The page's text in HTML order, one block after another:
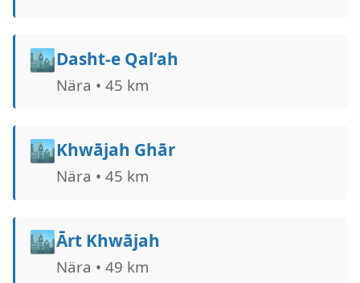
🏙️Dasht-e Qal‘ah
Nära • 45 km
🏙️Khwājah Ghār
Nära • 45 km
🏙️Ārt Khwājah
Nära • 49 km